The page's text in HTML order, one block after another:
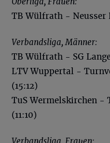
TB Wülfrath - Neusser
Verbandsliga, Männer:
TB Wülfrath - SG
LTV Wuppertal -
(15:12)
TuS Wermelskirchen -
(11:10)